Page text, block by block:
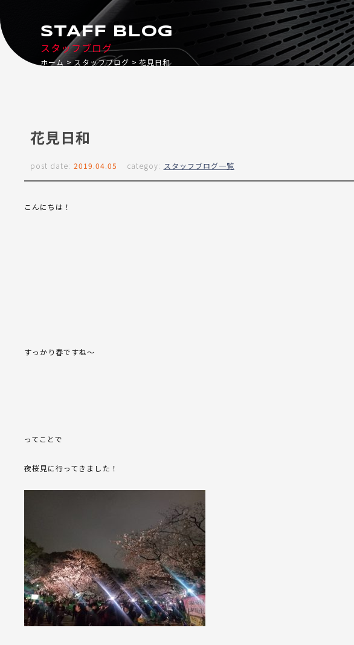
スタッフブログ
STAFF BLOG
ホーム スタッフブログ 花見日和
花見日和
post date: 2019.04.05 categoy: スタッフブログ一覧
こんにちは！
すっかり春ですね〜
ってことで
夜桜見に行ってきました！